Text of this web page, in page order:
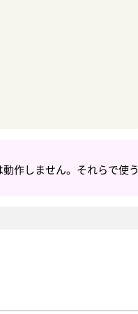
作しません。それらで使う